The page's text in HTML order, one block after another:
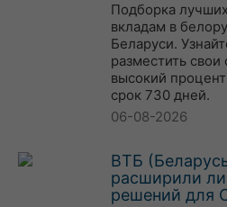
Подборка
вкладам в
Беларуси.
разместить
высокий
срок 730 дней.
06-08-2026
ВТБ
расширили
решений для